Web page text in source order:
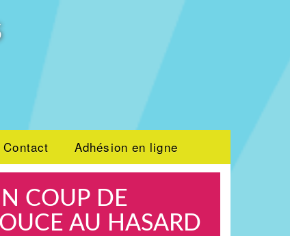
Contact Adhésion en ligne
COUP DE
AU HASARD